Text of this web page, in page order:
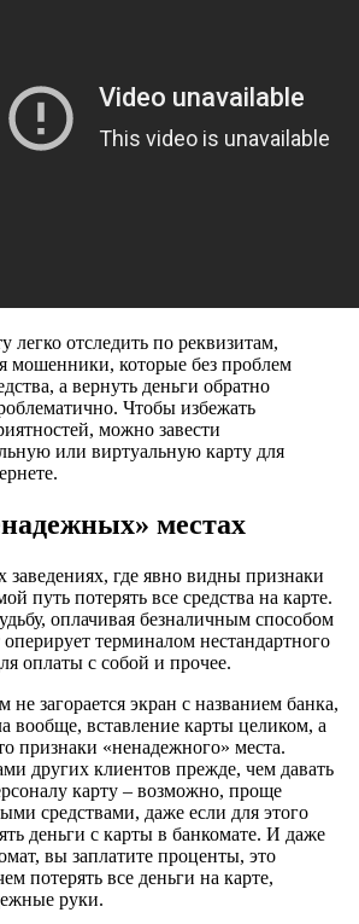
легко отследить по реквизитам,
мошенники, которые без проблем
а вернуть деньги обратно
Чтобы избежать
можно завести
или виртуальную карту для
местах
заведениях, где явно видны признаки
путь потерять все средства на карте.
оплачивая безналичным способом
терминалом нестандартного
оплаты с собой и прочее.
не загорается экран с названием банка,
вообще, вставление карты целиком, а
признаки «ненадежного» места.
других клиентов прежде, чем давать
карту – возможно, проще
средствами, даже если для этого
деньги с карты в банкомате. И даже
вы заплатите проценты, это
потерять все деньги на карте,
руки.